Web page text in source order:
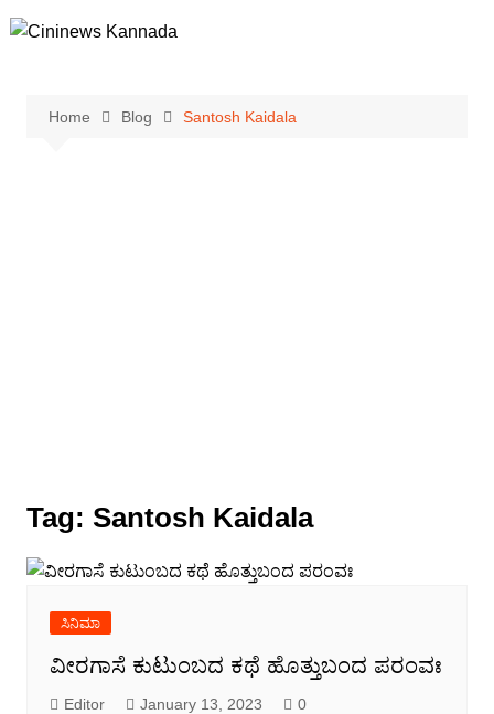
to
Home Blog Santosh Kaidala
Tag: Santosh Kaidala
ಸಿನಿಮಾ
ವೀರಗಾಸೆ ಕುಟುಂಬದ ಕಥೆ ಹೊತ್ತುಬಂದ ಪರಂವಃ
Editor January 13, 2023 0